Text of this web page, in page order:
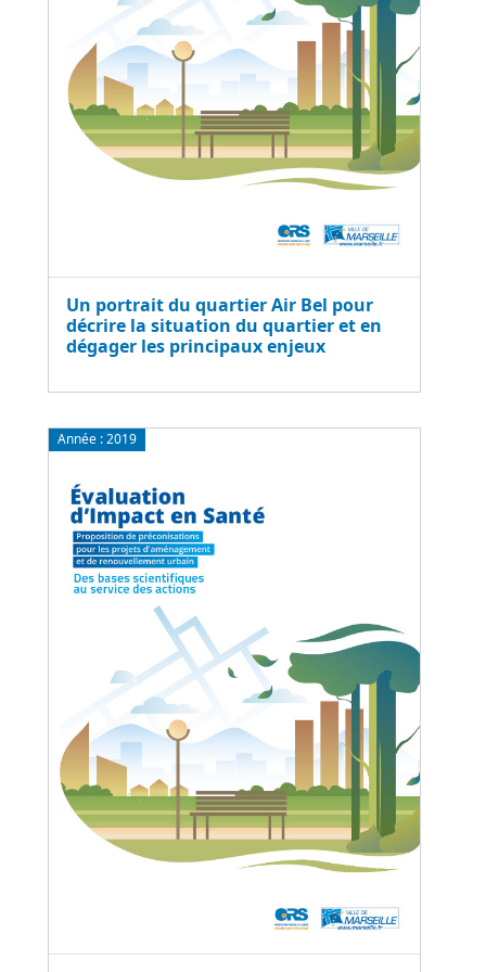
Un portrait du quartier Air Bel pour
décrire la situation du quartier et en
dégager les principaux enjeux
Année :2019